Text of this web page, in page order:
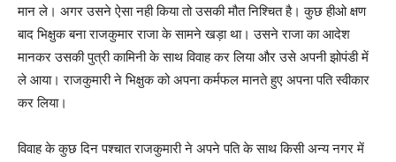
मान ले। अगर उसने ऐसा नही किया तो उसकी मौत निश्चित है। कुछ हीओ क्षण
बाद भिक्षुक बना राजकुमार राजा के सामने खड़ा था। उसने राजा का आदेश
मानकर उसकी पुत्री कामिनी के साथ विवाह कर लिया और उसे अपनी झोपंडी में
ले आया। राजकुमारी ने भिक्षुक को अपना कर्मफल मानते हुए अपना पति स्वीकार
कर लिया।
विवाह के कुछ दिन पश्चात राजकुमारी ने अपने पति के साथ किसी अन्य नगर में